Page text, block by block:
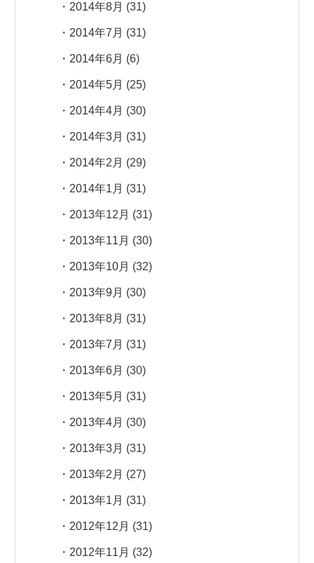
2014年8月 (31)
2014年7月 (31)
2014年6月 (6)
2014年5月 (25)
2014年4月 (30)
2014年3月 (31)
2014年2月 (29)
2014年1月 (31)
2013年12月 (31)
2013年11月 (30)
2013年10月 (32)
2013年9月 (30)
2013年8月 (31)
2013年7月 (31)
2013年6月 (30)
2013年5月 (31)
2013年4月 (30)
2013年3月 (31)
2013年2月 (27)
2013年1月 (31)
2012年12月 (31)
2012年11月 (32)